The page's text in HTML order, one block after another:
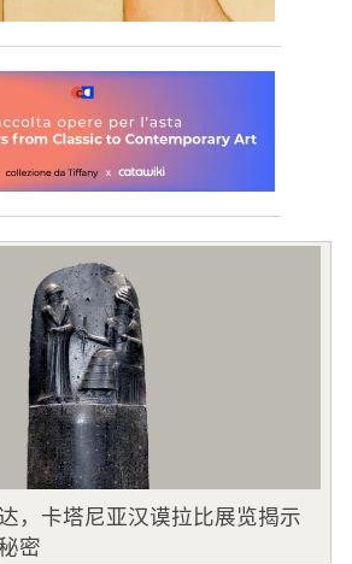
，卡塔尼亚汉谟拉比展览揭示
密